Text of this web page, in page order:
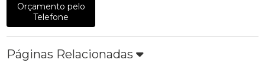
Orçamento pelo
Telefone
Páginas Relacionadas